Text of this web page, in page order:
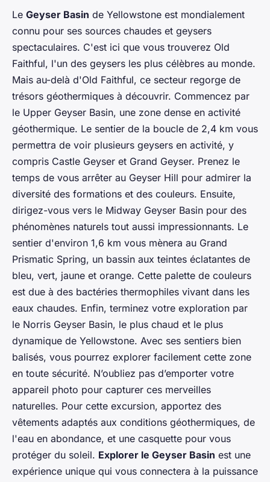
Le Geyser Basin de Yellowstone est mondialement
connu pour ses sources chaudes et geysers
spectaculaires. C'est ici que vous trouverez Old
Faithful, l'un des geysers les plus célèbres au monde.
Mais au-delà d'Old Faithful, ce secteur regorge de
trésors géothermiques à découvrir. Commencez par
le Upper Geyser Basin, une zone dense en activité
géothermique. Le sentier de la boucle de 2,4 km vous
permettra de voir plusieurs geysers en activité, y
compris Castle Geyser et Grand Geyser. Prenez le
temps de vous arrêter au Geyser Hill pour admirer la
diversité des formations et des couleurs. Ensuite,
dirigez-vous vers le Midway Geyser Basin pour des
phénomènes naturels tout aussi impressionnants. Le
sentier d'environ 1,6 km vous mènera au Grand
Prismatic Spring, un bassin aux teintes éclatantes de
bleu, vert, jaune et orange. Cette palette de couleurs
est due à des bactéries thermophiles vivant dans les
eaux chaudes. Enfin, terminez votre exploration par
le Norris Geyser Basin, le plus chaud et le plus
dynamique de Yellowstone. Avec ses sentiers bien
balisés, vous pourrez explorer facilement cette zone
en toute sécurité. N’oubliez pas d’emporter votre
appareil photo pour capturer ces merveilles
naturelles. Pour cette excursion, apportez des
vêtements adaptés aux conditions géothermiques, de
l'eau en abondance, et une casquette pour vous
protéger du soleil. Explorer le Geyser Basin est une
expérience unique qui vous connectera à la puissance